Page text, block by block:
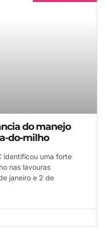
do manejo
do-milho
identificou uma forte
nas lavouras
janeiro e 2 de